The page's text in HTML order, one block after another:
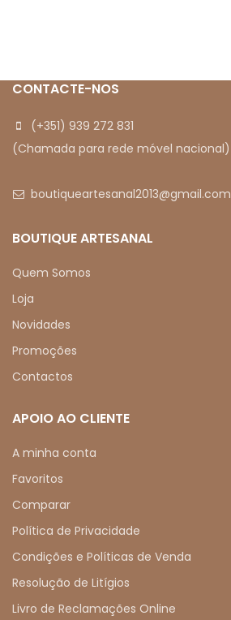
CONTACTE-NOS
(+351) 939 272 831
(Chamada para rede móvel nacional)
boutiqueartesanal2013@gmail.com
BOUTIQUE ARTESANAL
Quem Somos
Loja
Novidades
Promoções
Contactos
APOIO AO CLIENTE
A minha conta
Favoritos
Comparar
Política de Privacidade
Condições e Políticas de Venda
Resolução de Litígios
Livro de Reclamações Online